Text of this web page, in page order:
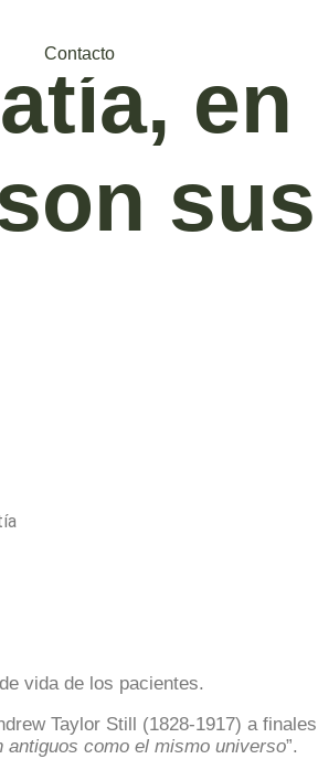
Contacto
en
sus
vida de los pacientes.
Taylor Still (1828-1917) a finales
como el mismo universo”.